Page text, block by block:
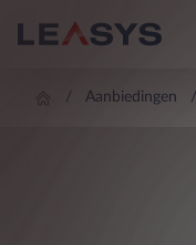
Aanbiedingen